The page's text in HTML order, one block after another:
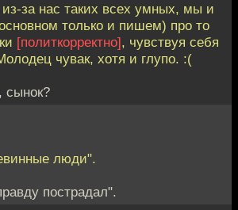
за нас таких всех умных, мы и
только и пишем) про то
[политкорректно], чувствуя себя
чувак, хотя и глупо. :(
сынок?
люди".
пострадал".